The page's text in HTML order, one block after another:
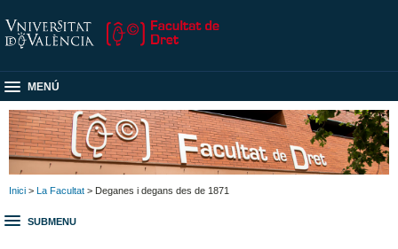
MENÚ
Inici > La Facultat > Deganes i degans des de 1871
SUBMENU